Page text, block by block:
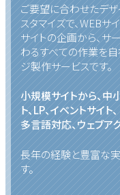
ご要望に合わせたデ
スタマイズで、WEBサ
サイトの企画から、サ
わるすべての作業を
ジ製作サービスです。
小規模サイトから、中
ト、LP、イベントサイト、
多言語対応、ウェブア
長年の経験と豊富な
す。